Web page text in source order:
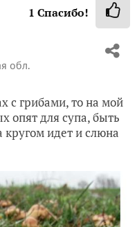
1 Спасибо!
обл.
с грибами, то на мой
опят для супа, быть
кругом идет и слюна